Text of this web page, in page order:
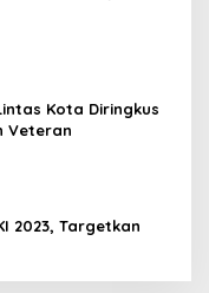
Kota Diringkus
Veteran
2023, Targetkan